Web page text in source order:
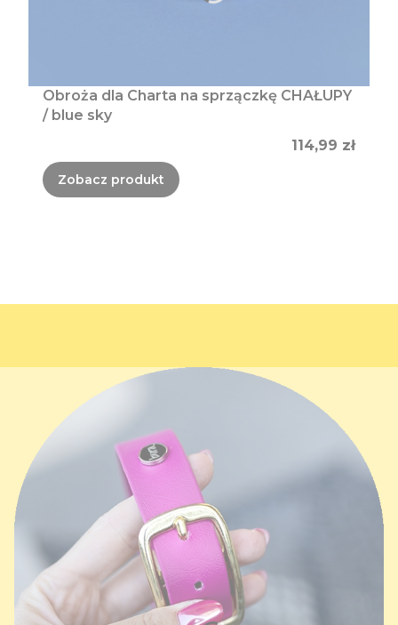
Obroża dla Charta na sprzączkę CHAŁUPY
/ blue sky
Cena
114,99 zł
Zobacz produkt